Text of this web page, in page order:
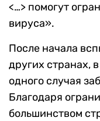
<…> помогут
вируса».
После начала
других странах,
одного случая
Благодаря
большинством